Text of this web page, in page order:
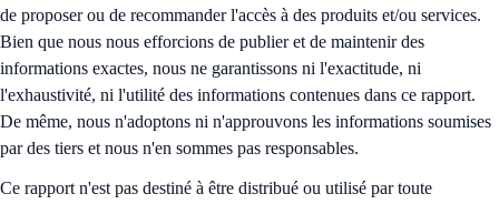
de proposer ou de recommander l'accès à des produits et/ou services.
Bien que nous nous efforcions de publier et de maintenir des
informations exactes, nous ne garantissons ni l'exactitude, ni
l'exhaustivité, ni l'utilité des informations contenues dans ce rapport.
De même, nous n'adoptons ni n'approuvons les informations soumises
par des tiers et nous n'en sommes pas responsables.
Ce rapport n'est pas destiné à être distribué ou utilisé par toute